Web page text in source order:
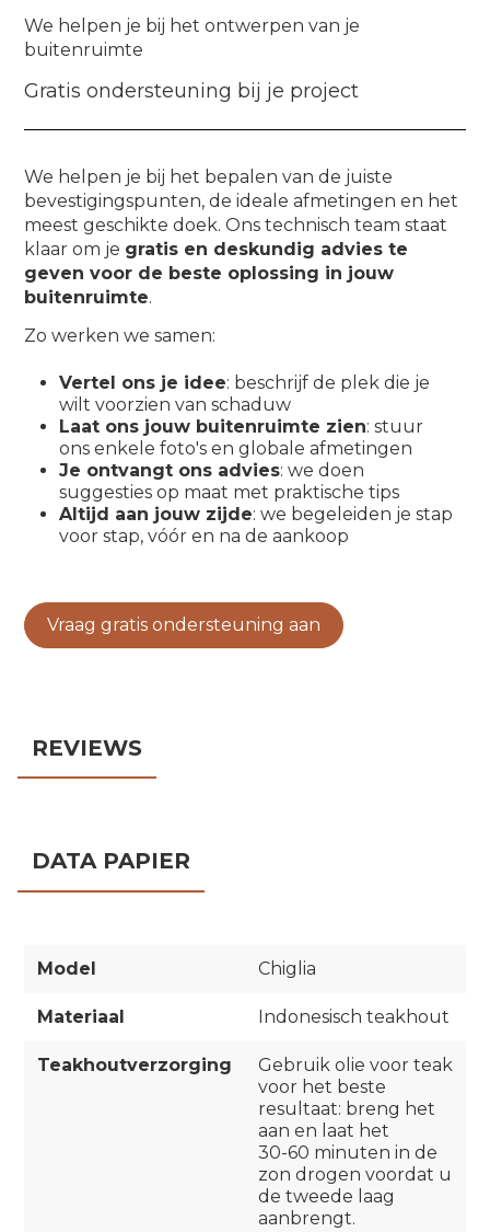
We helpen je bij het ontwerpen van je
buitenruimte
Gratis ondersteuning bij je project
We helpen je bij het bepalen van de juiste
bevestigingspunten, de ideale afmetingen en het
meest geschikte doek. Ons technisch team staat
klaar om je gratis en deskundig advies te
geven voor de beste oplossing in jouw
buitenruimte.
Zo werken we samen:
Vertel ons je idee: beschrijf de plek die je
wilt voorzien van schaduw
Laat ons jouw buitenruimte zien: stuur
ons enkele foto's en globale afmetingen
Je ontvangt ons advies: we doen
suggesties op maat met praktische tips
Altijd aan jouw zijde: we begeleiden je stap
voor stap, vóór en na de aankoop
Vraag gratis ondersteuning aan
REVIEWS
DATA PAPIER
Model Chiglia
Materiaal Indonesisch teakhout
Teakhoutverzorging
Gebruik olie voor teak
voor het beste
resultaat: breng het
aan en laat het
30-60 minuten in de
zon drogen voordat u
de tweede laag
aanbrengt.